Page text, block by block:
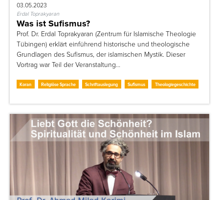
03.05.2023
Erdal Toprakyaran
Was ist Sufismus?
Prof. Dr. Erdal Toprakyaran (Zentrum für Islamische Theologie
Tübingen) erklärt einführend historische und theologische
Grundlagen des Sufismus, der islamischen Mystik. Dieser
Vortrag war Teil der Veranstaltung…
Koran Religiöse Sprache Schriftauslegung Sufismus Theologiegeschichte